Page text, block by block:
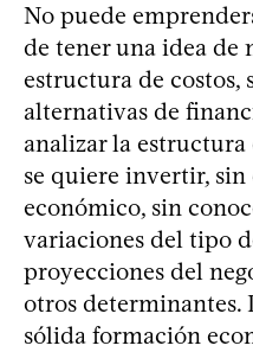
No puede
de tener una idea de
estructura de costos,
alternativas de
analizar la
se quiere invertir,
económico, sin
variaciones del tipo
proyecciones del
otros determinantes.
sólida formación